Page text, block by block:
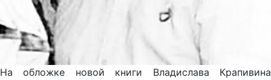
На обложке новой книги Владислава Крапивина